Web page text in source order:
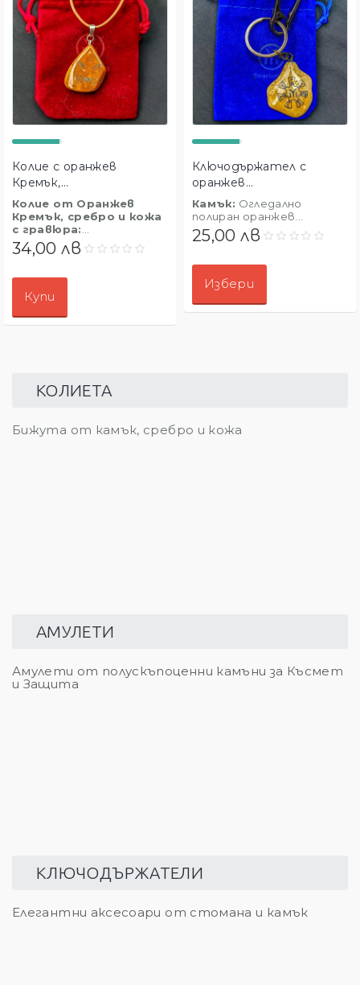
Колие с оранжев
Кремък,...
Колие от Оранжев
Кремък, сребро и кожа
с гравюра:
34,00 лв
Купи
Ключодържател с
оранжев...
Камък: Огледално
полиран оранжев...
25,00 лв
Избери
КОЛИЕТА
Бижута от камък, сребро и кожа
АМУЛЕТИ
Амулети от полускъпоценни камъни за Късмет
и Защита
КЛЮЧОДЪРЖАТЕЛИ
Елегантни аксесоари от стомана и камък